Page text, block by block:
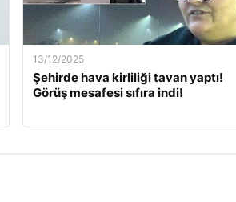
13/12/2025
Şehirde hava kirliliği tavan yaptı!
Görüş mesafesi sıfıra indi!